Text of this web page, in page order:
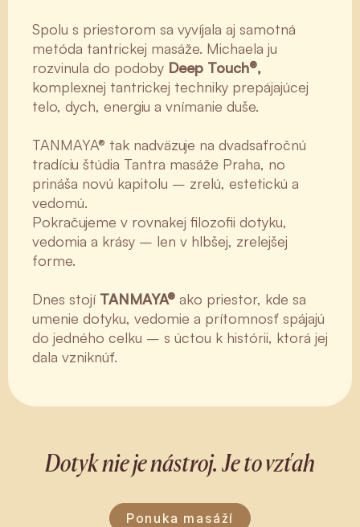
Spolu s priestorom sa vyvíjala aj samotná
metóda tantrickej masáže. Michaela ju
rozvinula do podoby Deep Touch®,
komplexnej tantrickej techniky prepájajúcej
telo, dych, energiu a vnímanie duše.
TANMAYA® tak nadväzuje na dvadsaťročnú
tradíciu štúdia Tantra masáže Praha, no
prináša novú kapitolu – zrelú, estetickú a
vedomú.
Pokračujeme v rovnakej filozofii dotyku,
vedomia a krásy – len v hlbšej, zrelejšej
forme.
Dnes stojí TANMAYA® ako priestor, kde sa
umenie dotyku, vedomie a prítomnosť spájajú
do jedného celku – s úctou k histórii, ktorá jej
dala vzniknúť.
Dotyk nie je nástroj. Je to vzťah
Ponuka masáží